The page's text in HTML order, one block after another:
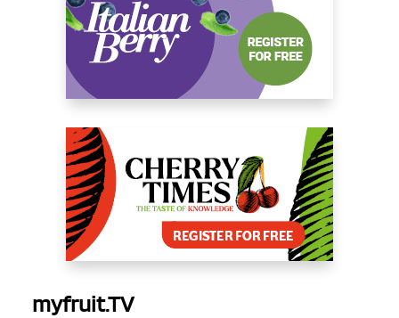
myfruit.TV